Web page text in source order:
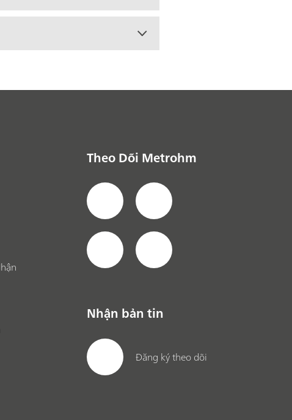
Theo Dõi Metrohm
Nhận bản tin
Đăng ký theo dõi